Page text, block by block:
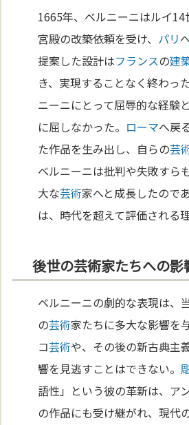
1665年、ベルニーニはルイ
宮殿の改築依頼を受け、 パリ
提案した設計はフランスの建
き、実現することなく終わっ
ニーニにとって屈辱的な経験
に屈しなかった。 ローマへ戻
た作品を生み出し、自らの芸
ベルニーニは批判や失敗すら
大な芸術家へと成長したので
は、時代を超えて評価される
後世の芸術家たちへの影
ベルニーニの劇的な表現は、
の芸術家たちに多大な影響を
コ芸術や、その後の新古典主
響を見逃すことはできない。
語性」という彼の革新は、ア
の作品にも受け継がれ、現代